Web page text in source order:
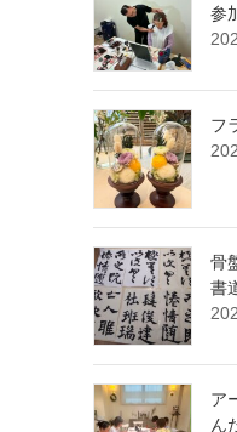
参
フ
骨
書
ア
ん